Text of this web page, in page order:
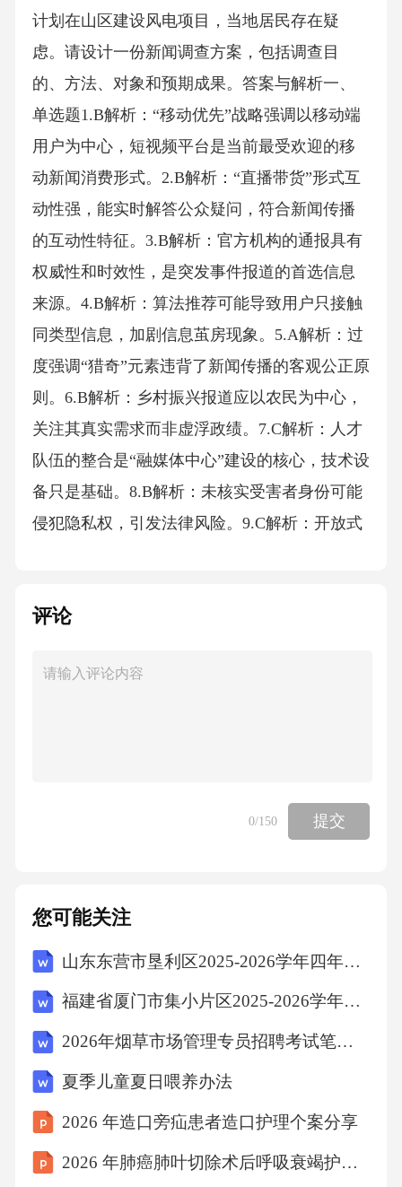
计划在山区建设风电项目，当地居民存在疑
虑。请设计一份新闻调查方案，包括调查目
的、方法、对象和预期成果。答案与解析一、
单选题1.B解析：“移动优先”战略强调以移动端
用户为中心，短视频平台是当前最受欢迎的移
动新闻消费形式。2.B解析：“直播带货”形式互
动性强，能实时解答公众疑问，符合新闻传播
的互动性特征。3.B解析：官方机构的通报具有
权威性和时效性，是突发事件报道的首选信息
来源。4.B解析：算法推荐可能导致用户只接触
同类型信息，加剧信息茧房现象。5.A解析：过
度强调“猎奇”元素违背了新闻传播的客观公正原
则。6.B解析：乡村振兴报道应以农民为中心，
关注其真实需求而非虚浮政绩。7.C解析：人才
队伍的整合是“融媒体中心”建设的核心，技术设
备只是基础。8.B解析：未核实受害者身份可能
侵犯隐私权，引发法律风险。9.C解析：开放式
体验，但不会完全取代传统媒体。二、多选题1.
核实信息、过度渲染血腥场面、滥用煽情手
析：“知情同意”原则要求采访前征得同意、保护
未成年人隐私、使用肖像需授权、公开举报者
弱化深度和权威性。5.A、B解析：避免“悬浮
式”报道需深入基层、关注农民真实生活，而非
依赖宏大叙事或官方数据。三、简答题1.后真相
绪和立场影响舆论；-算法推荐加剧信息茧房；-
媒体公信力下降，公众信任碎片化。2.新闻专业
主义在融媒体时代的价值：-核心价值不变，但
需适应新技术环境；-强调事实核查、客观公
评论
0/150 提交
您可能关注
山东东营市垦利区2025-2026学年四年级下学期期末语文试题（文字版含答案）
福建省厦门市集小片区2025-2026学年四年级上学期期末语文试题（文字版含答案）
2026年烟草市场管理专员招聘考试笔试试题（含答案）
夏季儿童夏日喂养办法
2026 年造口旁疝患者造口护理个案分享
2026 年肺癌肺叶切除术后呼吸衰竭护理个案